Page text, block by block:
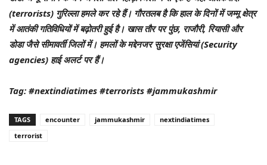
(terrorists) गुरिल्ला हमले कर रहे हैं। गौरतलब है कि हाल के दिनों में जम्मू क्षेत्र
में आतंकी गतिविधियों में बढ़ोतरी हुई है। खास तौर पर पुंछ, राजौरी, रियासी और
डोडा जैसे सीमावर्ती जिलों में। हमलों के मद्देनजर सुरक्षा एजेंसियां ​​(Security
agencies) हाई अलर्ट पर हैं।
Tag: #nextindiatimes #terrorists #jammukashmir
TAGS encounter jammukashmir
nextindiatimes
terrorist